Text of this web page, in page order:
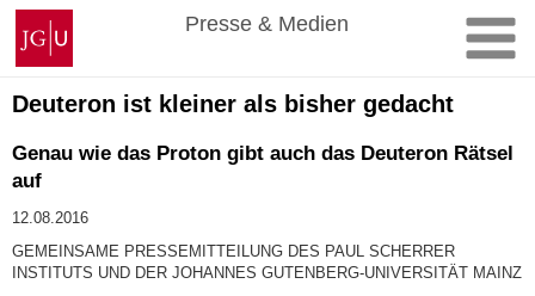
Zum
Inhalt
springen
Johannes
Gutenberg-
Universität
Mainz
Presse & Medien
Deuteron ist kleiner als bisher gedacht
Genau wie das Proton gibt auch das Deuteron Rätsel
auf
12.08.2016
GEMEINSAME PRESSEMITTEILUNG DES PAUL SCHERRER
INSTITUTS UND DER JOHANNES GUTENBERG-UNIVERSITÄT MAINZ